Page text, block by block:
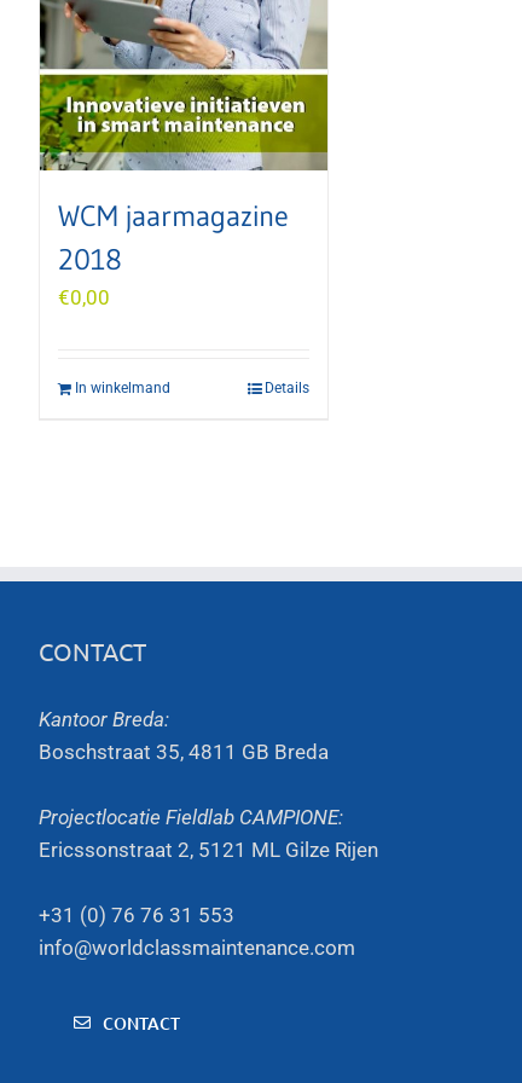
WCM jaarmagazine
2018
€0,00
In winkelmand Details
CONTACT
Kantoor Breda:
Boschstraat 35, 4811 GB Breda
Projectlocatie Fieldlab CAMPIONE:
Ericssonstraat 2, 5121 ML Gilze Rijen
+31 (0) 76 76 31 553
info@worldclassmaintenance.com
CONTACT